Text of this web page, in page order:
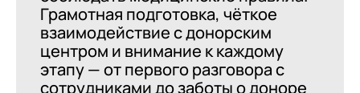
Грамотная подготовка, чёткое
взаимодействие с донорским
центром и внимание к каждому
этапу — от первого разговора с
сотрудниками до заботы о доноре